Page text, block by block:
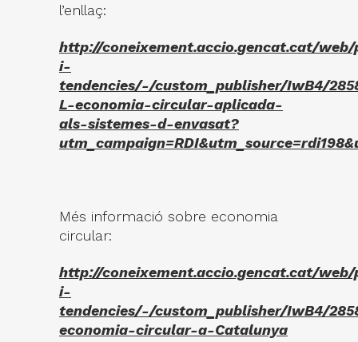
l’enllaç:
http://coneixement.accio.gencat.cat/
i-
tendencies/-/custom_publisher/IwB4/
L-economia-circular-aplicada-
als-sistemes-d-envasat?
Més informació sobre economia
circular:
http://coneixement.accio.gencat.cat/
i-
tendencies/-/custom_publisher/IwB4/
economia-circular-a-Catalunya